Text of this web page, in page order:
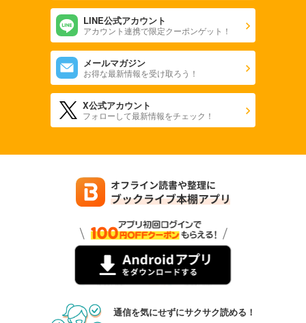
LINE公式アカウント
アカウント連携で限定クーポンゲット！
メールマガジン
お得な最新情報を受け取ろう！
X公式アカウント
フォローして最新情報をチェック！
通信を気にせずにサクサク読める！